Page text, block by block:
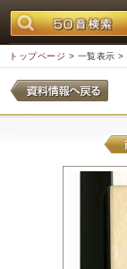
トップページ > 一覧表示 >